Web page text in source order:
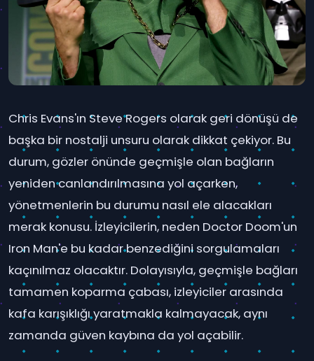
Chris Evans'ın Steve Rogers olarak geri dönüşü de
başka bir nostalji unsuru olarak dikkat çekiyor. Bu
durum, gözler önünde geçmişle olan bağların
yeniden canlandırılmasına yol açarken,
yönetmenlerin bu durumu nasıl ele alacakları
merak konusu. İzleyicilerin, neden Doctor Doom'un
Iron Man'e bu kadar benzediğini sorgulamaları
kaçınılmaz olacaktır. Dolayısıyla, geçmişle bağları
tamamen koparma çabası, izleyiciler arasında
kafa karışıklığı yaratmakla kalmayacak, aynı
zamanda güven kaybına da yol açabilir.